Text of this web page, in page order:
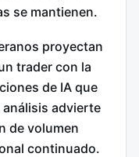
se mantienen.
proyectan
trader con la
de IA que
advierte
de volumen
continuado.